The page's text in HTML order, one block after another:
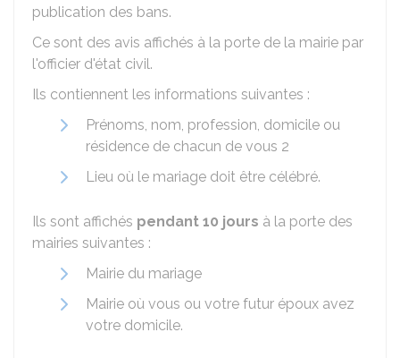
publication des bans.
Ce sont des avis affichés à la porte de la mairie par
l'officier d'état civil.
Ils contiennent les informations suivantes :
Prénoms, nom, profession, domicile ou
résidence de chacun de vous 2
Lieu où le mariage doit être célébré.
Ils sont affichés pendant 10 jours à la porte des
mairies suivantes :
Mairie du mariage
Mairie où vous ou votre futur époux avez
votre domicile.